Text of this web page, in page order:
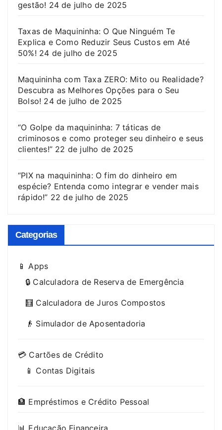
gestão! 24 de julho de 2025
Taxas de Maquininha: O Que Ninguém Te
Explica e Como Reduzir Seus Custos em Até
50%! 24 de julho de 2025
Maquininha com Taxa ZERO: Mito ou Realidade?
Descubra as Melhores Opções para o Seu
Bolso! 24 de julho de 2025
“O Golpe da maquininha: 7 táticas de
criminosos e como proteger seu dinheiro e seus
clientes!” 22 de julho de 2025
“PIX na maquininha: O fim do dinheiro em
espécie? Entenda como integrar e vender mais
rápido!” 22 de julho de 2025
Categorias
📱 Apps
🔒 Calculadora de Reserva de Emergência
🧮 Calculadora de Juros Compostos
👴 Simulador de Aposentadoria
💳 Cartões de Crédito
📱 Contas Digitais
🏦 Empréstimos e Crédito Pessoal